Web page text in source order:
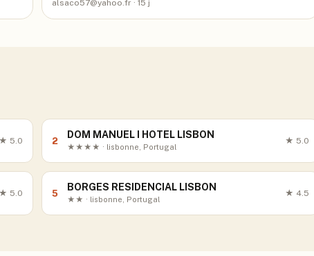
alsaco57@yahoo.fr· 15 j
★ 5.0 2
DOM MANUEL I HOTEL LISBON
★★★★ · lisbonne, Portugal
★ 5.0
★ 5.0 5
BORGES RESIDENCIAL LISBON
★★ · lisbonne, Portugal
★ 4.5